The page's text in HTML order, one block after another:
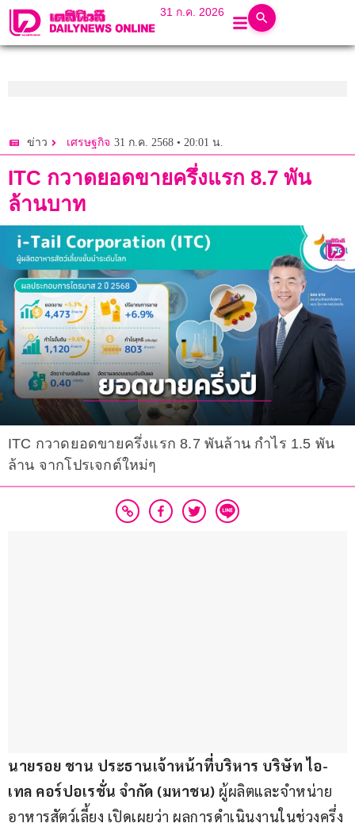
31 ก.ค. 2026
ข่าว เศรษฐกิจ 31 ก.ค. 2568 • 20:01 น.
ITC กวาดยอดขายครึ่งแรก 8.7 พัน
ล้านบาท
ITC กวาดยอดขายครึ่งแรก 8.7 พันล้าน กำไร 1.5 พัน
ล้าน จากโปรเจกต์ใหม่ๆ
นายรอย ชาน ประธานเจ้าหน้าที่บริหาร บริษัท ไอ-
เทล คอร์ปอเรชั่น จำกัด (มหาชน) ผู้ผลิตและจำหน่าย
อาหารสัตว์เลี้ยง เปิดเผยว่า ผลการดำเนินงานในช่วงครึ่ง